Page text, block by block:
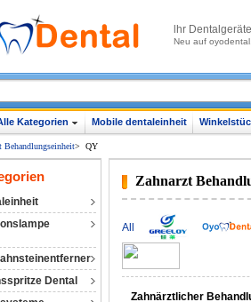
lhr
Neu auf
Kategorien Mobile dentaleinheit
Behandlungseinheit> QY
Dental
Zahnarzt
All
Zahnärztlicher